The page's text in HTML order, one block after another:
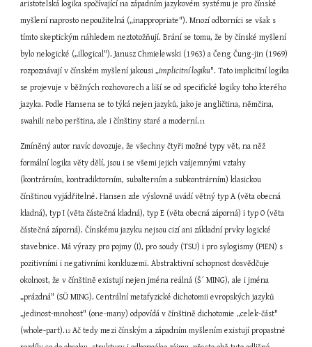
aristotelská logika spočívající na západním jazykovém systému je pro čínské
myšlení naprosto nepoužitelná („inappropriate"). Mnozí odborníci se však s
tímto skeptickým náhledem neztotožňují. Brání se tomu, že by čínské myšlení
bylo nelogické („illogical"). Janusz Chmielewski (1963) a Čeng Čung-jin (1969)
rozpoznávají v čínském myšlení jakousi „implicitní logiku". Tato implicitní logika
se projevuje v běžných rozhovorech a liší se od specifické logiky toho kterého
jazyka. Podle Hansena se to týká nejen jazyků, jako je angličtina, němčina,
swahili nebo perština, ale i čínštiny staré a moderní.11
Zmíněný autor navíc dovozuje, že všechny čtyři možné typy vět, na něž
formální logika věty dělí, jsou i se všemi jejich vzájemnými vztahy
(kontrárním, kontradiktorním, subalterním a subkontrárním) klasickou
čínštinou vyjádřitelné. Hansen zde výslovně uvádí větný typ A (věta obecná
kladná), typ I (věta částečná kladná), typ E (věta obecná záporná) i typ O (věta
částečná záporná). Čínskému jazyku nejsou cizí ani základní prvky logické
stavebnice. Má výrazy pro pojmy (I), pro soudy (TSU) i pro sylogismy (PIEN) s
pozitivními i negativními konkluzemi. Abstraktivní schopnost dosvědčuje
okolnost, že v čínštině existují nejen jména reálná (Š´ MING), ale i jména
„prázdná" (SÜ MING). Centrální metafyzické dichotomii evropských jazyků
„jedinost-mnohost" (one-many) odpovídá v čínštině dichotomie „celek-část"
(whole-part).12 Ač tedy mezi čínským a západním myšlením existují propastné